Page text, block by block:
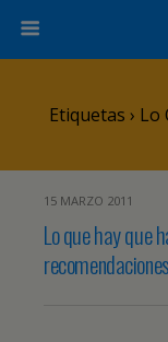
Etiquetas ›
15 MARZO 2011
Lo que hay que